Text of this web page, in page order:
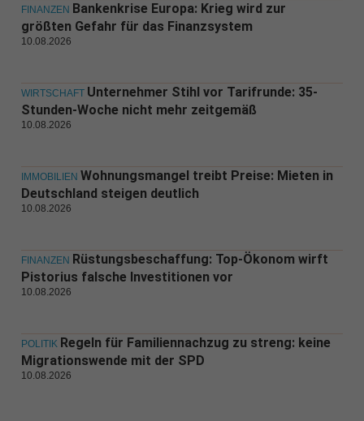
FINANZEN Bankenkrise Europa: Krieg wird zur
größten Gefahr für das Finanzsystem
10.08.2026
WIRTSCHAFT Unternehmer Stihl vor Tarifrunde: 35-
Stunden-Woche nicht mehr zeitgemäß
10.08.2026
IMMOBILIEN Wohnungsmangel treibt Preise: Mieten in
Deutschland steigen deutlich
10.08.2026
FINANZEN Rüstungsbeschaffung: Top-Ökonom wirft
Pistorius falsche Investitionen vor
10.08.2026
POLITIK Regeln für Familiennachzug zu streng: keine
Migrationswende mit der SPD
10.08.2026